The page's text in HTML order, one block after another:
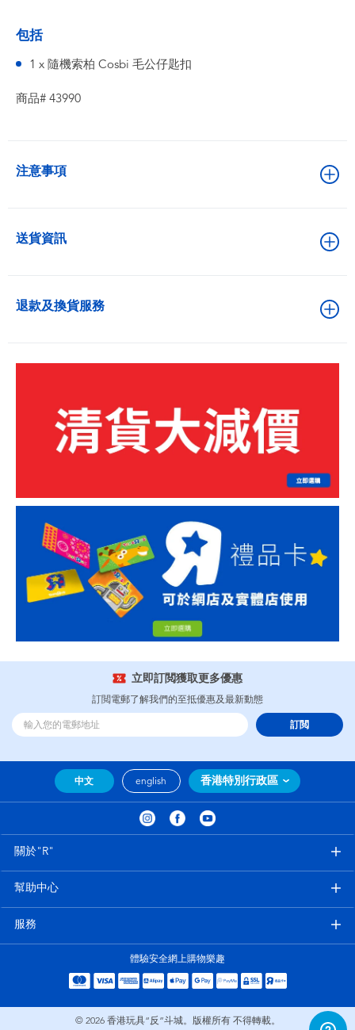
包括
1 x 隨機索柏 Cosbi 毛公仔匙扣
商品# 43990
注意事項
送貨資訊
退款及換貨服務
立即訂閲獲取更多優惠
訂閲電郵了解我們的至抵優惠及最新動態
訂閲
中文 english 香港特別行政區
關於"R"
幫助中心
服務
體驗安全網上購物樂趣
© 2026 香港玩具“反”斗城。版權所有 不得轉載。